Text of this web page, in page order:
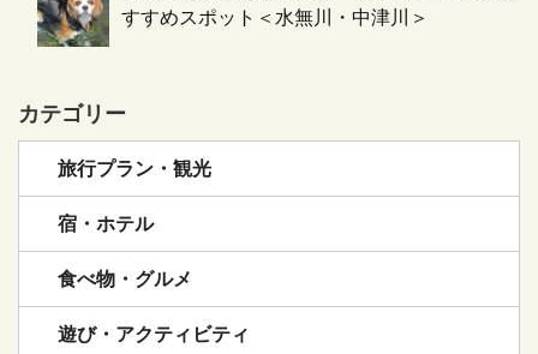
すすめスポット＜水無川・中津川＞
カテゴリー
旅行プラン・観光
宿・ホテル
食べ物・グルメ
遊び・アクティビティ